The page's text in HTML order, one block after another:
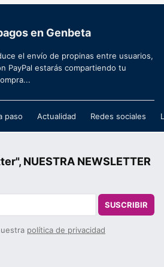
en Genbeta
el envío de propinas entre usuarios,
PayPal estarás compartiendo tu
paso Actualidad Redes sociales
NUESTRA NEWSLETTER
SUSCRIBIR
política de privacidad